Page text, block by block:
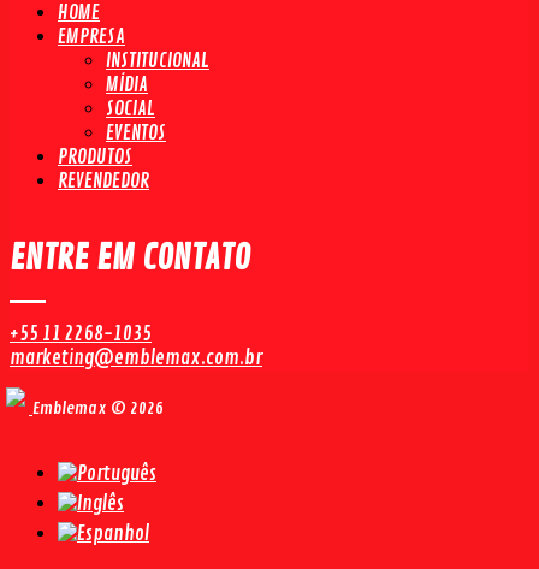
HOME
EMPRESA
INSTITUCIONAL
MÍDIA
SOCIAL
EVENTOS
PRODUTOS
REVENDEDOR
ENTRE EM CONTATO
+55 11 2268-1035
marketing@emblemax.com.br
Emblemax © 2026